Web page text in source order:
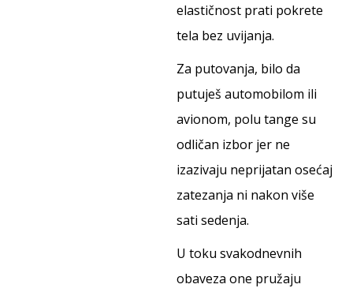
elastičnost prati pokrete
tela bez uvijanja.
Za putovanja, bilo da
putuješ automobilom ili
avionom, polu tange su
odličan izbor jer ne
izazivaju neprijatan osećaj
zatezanja ni nakon više
sati sedenja.
U toku svakodnevnih
obaveza one pružaju